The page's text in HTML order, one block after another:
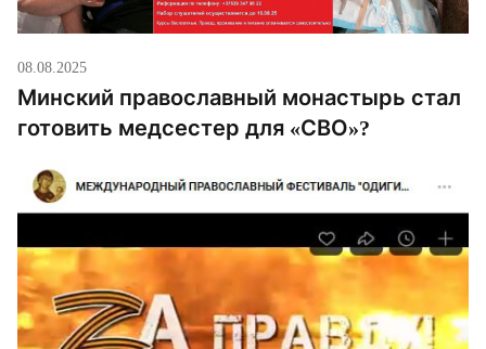
08.08.2025
Минский православный монастырь стал
готовить медсестер для «СВО»?